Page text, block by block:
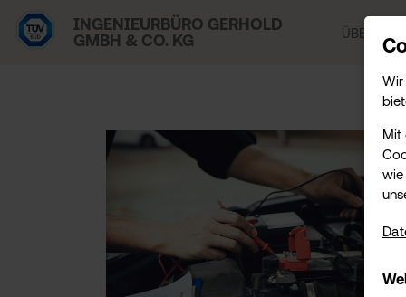
INGENIEURBÜRO GERHOLD
GMBH & CO. KG
ÜBER UNS
Wir
Mit
wie